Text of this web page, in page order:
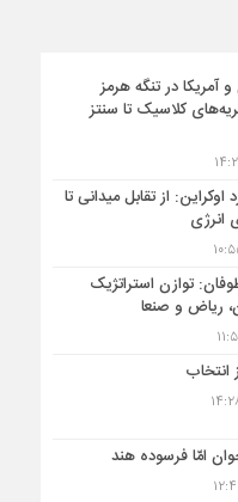
آمریکا در تنگه هرمز
از نظریه‌های کلاسیک تا سنتز
اوکراین: از تقابل میدانی تا
توازن استراتژیک
ریاض و صنعا
انتخاب
امّا فرسوده هند